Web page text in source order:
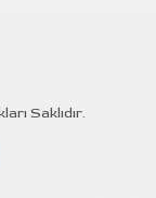
Saklıdır.